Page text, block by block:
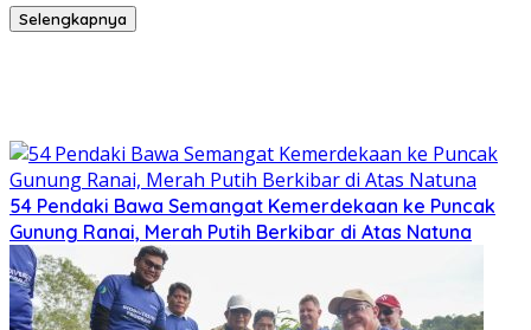
Selengkapnya
54 Pendaki Bawa Semangat Kemerdekaan ke Puncak
Gunung Ranai, Merah Putih Berkibar di Atas Natuna